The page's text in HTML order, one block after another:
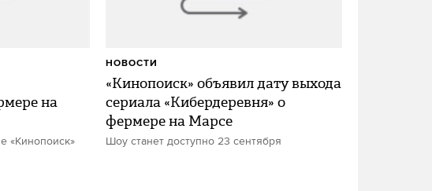
на
«Кинопоиск»
«Кинопоиск» объявил дату выхода
сериала «Кибердеревня» о
фермере на Марсе
Шоу станет доступно 23 сентября
НОВОСТИ